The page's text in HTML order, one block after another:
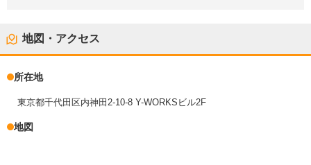
地図・アクセス
所在地
東京都千代田区内神田2-10-8 Y-WORKSビル2F
地図